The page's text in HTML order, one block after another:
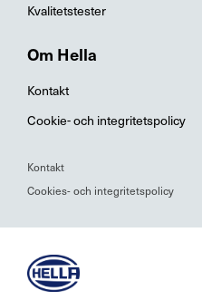
Kvalitetstester
Om Hella
Kontakt
Cookie- och integritetspolicy
Kontakt
Cookies- och integritetspolicy